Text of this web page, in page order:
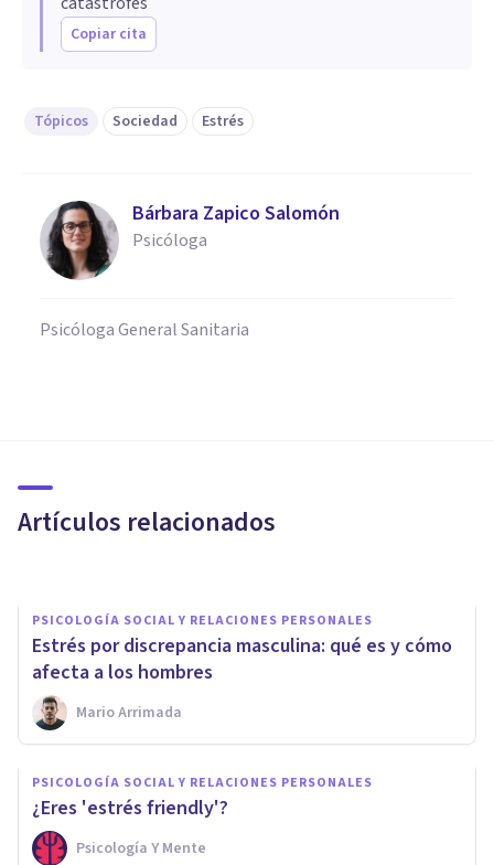
Copiar cita
Tópicos Sociedad Estrés
Bárbara Zapico Salomón
Psicóloga
Psicóloga General Sanitaria
Artículos relacionados
personas?
PSICOLOGÍA SOCIAL Y RELACIONES PERSONALES
Estrés por discrepancia masculina: qué es y cómo
afecta a los hombres
Mario Arrimada
PSICOLOGÍA SOCIAL Y RELACIONES PERSONALES
¿Eres 'estrés friendly'?
Psicología Y Mente
PSICOLOGÍA SOCIAL Y RELACIONES PERSONALES
Modelo de estrés de minorías
de Ian Meyer: qué es y qué
explica